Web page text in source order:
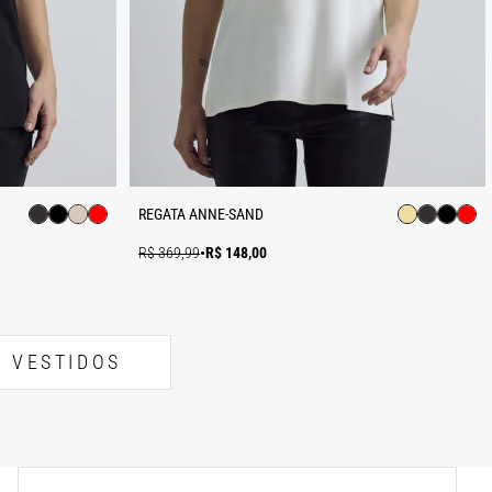
REGATA ANNE-SAND
R$ 369,99•R$ 148,00
VESTIDOS